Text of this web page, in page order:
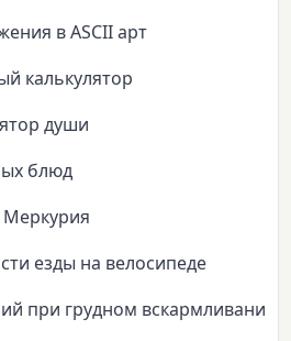
в ASCII арт
калькулятор
души
блюд
Меркурия
езды на велосипеде
при грудном вскармливании